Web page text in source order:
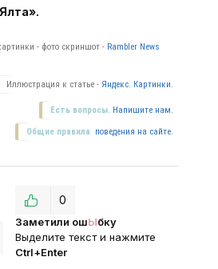
- фото скриншот - Rambler News
Иллюстрация к статье - Яндекс. Картинки.
Есть вопросы. Напишите нам.
Общие правила поведения на сайте.
Заметили ошЫбку
Выделите текст и нажмите
Ctrl+Enter
0